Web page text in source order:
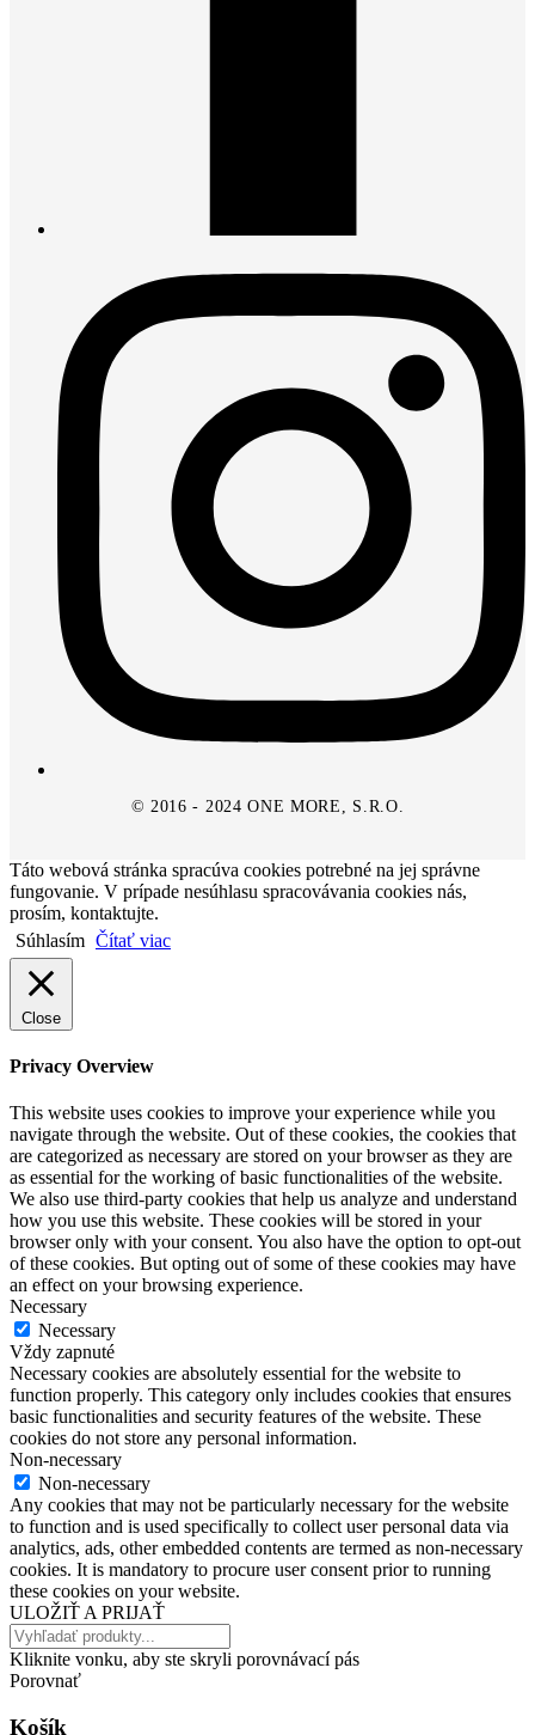
© 2016 - 2024 ONE MORE, S.R.O.
Táto webová stránka spracúva cookies potrebné na jej správne
fungovanie. V prípade nesúhlasu spracovávania cookies nás,
prosím, kontaktujte.
Súhlasím Čítať viac
Close
Privacy Overview
This website uses cookies to improve your experience while you
navigate through the website. Out of these cookies, the cookies that
are categorized as necessary are stored on your browser as they are
as essential for the working of basic functionalities of the website.
We also use third-party cookies that help us analyze and understand
how you use this website. These cookies will be stored in your
browser only with your consent. You also have the option to opt-out
of these cookies. But opting out of some of these cookies may have
an effect on your browsing experience.
Necessary
Necessary
Vždy zapnuté
Necessary cookies are absolutely essential for the website to
function properly. This category only includes cookies that ensures
basic functionalities and security features of the website. These
cookies do not store any personal information.
Non-necessary
Non-necessary
Any cookies that may not be particularly necessary for the website
to function and is used specifically to collect user personal data via
analytics, ads, other embedded contents are termed as non-necessary
cookies. It is mandatory to procure user consent prior to running
these cookies on your website.
ULOŽIŤ A PRIJAŤ
Kliknite vonku, aby ste skryli porovnávací pás
Porovnať
Košík